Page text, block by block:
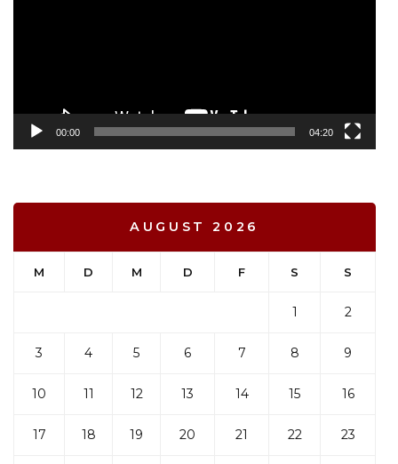
00:00 04:20
AUGUST 2026
M D M D F S S
1 2
3 4 5 6 7 8 9
10 11 12 13 14 15 16
17 18 19 20 21 22 23